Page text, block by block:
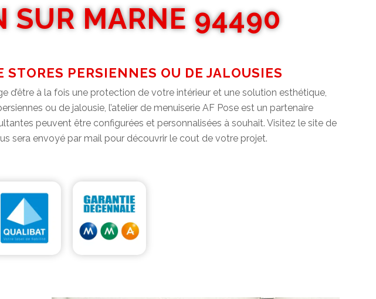
SUR MARNE 94490
PERSIENNES OU DE JALOUSIES
d’être à la fois une protection de votre intérieur et une solution esthétique,
ou de jalousie, l’atelier de menuiserie AF Pose est un partenaire
peuvent être configurées et personnalisées à souhait. Visitez le site de
sera envoyé par mail pour découvrir le cout de votre projet.